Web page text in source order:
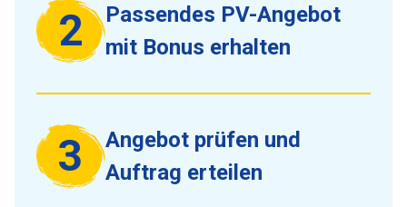
2
Passendes PV-Angebot
mit Bonus erhalten
3
Angebot prüfen und
Auftrag erteilen